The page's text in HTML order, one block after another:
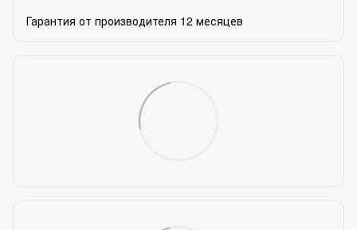
Гарантия от производителя 12 месяцев